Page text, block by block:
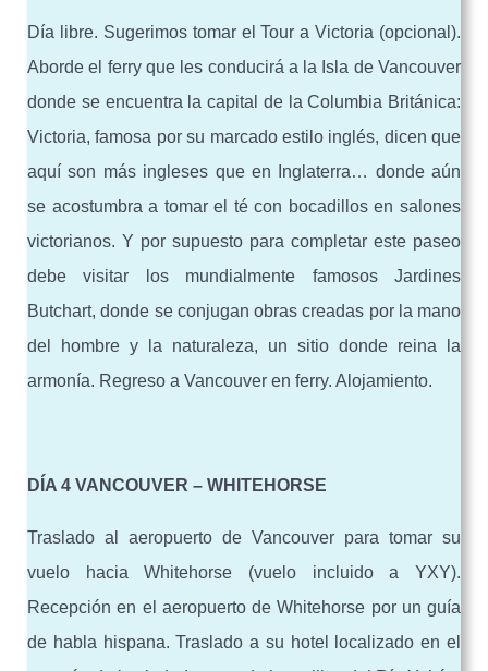
Día libre. Sugerimos tomar el Tour a Victoria (opcional).
Aborde el ferry que les conducirá a la Isla de Vancouver
donde se encuentra la capital de la Columbia Británica:
Victoria, famosa por su marcado estilo inglés, dicen que
aquí son más ingleses que en Inglaterra… donde aún
se acostumbra a tomar el té con bocadillos en salones
victorianos. Y por supuesto para completar este paseo
debe visitar los mundialmente famosos Jardines
Butchart, donde se conjugan obras creadas por la mano
del hombre y la naturaleza, un sitio donde reina la
armonía. Regreso a Vancouver en ferry. Alojamiento.
DÍA 4 VANCOUVER – WHITEHORSE
Traslado al aeropuerto de Vancouver para tomar su
vuelo hacia Whitehorse (vuelo incluido a YXY).
Recepción en el aeropuerto de Whitehorse por un guía
de habla hispana. Traslado a su hotel localizado en el